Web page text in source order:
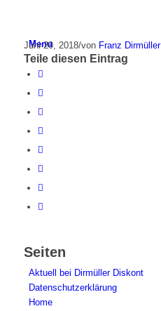
Menu
Juni 20, 2018/von Franz Dirmüller
Teile diesen Eintrag
Seiten
Aktuell bei Dirmüller Diskont
Datenschutzerklärung
Home